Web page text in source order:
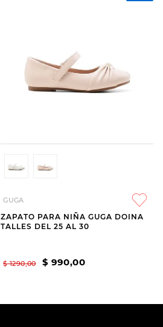
GUGA
ZAPATO PARA NIÑA GUGA DOINA
TALLES DEL 25 AL 30
$ 1290,00 $ 990,00